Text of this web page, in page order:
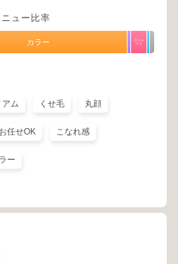
ニュー比率
カラー
ストレ
ート
アム くせ毛 丸顔
お任せOK こなれ感
ー